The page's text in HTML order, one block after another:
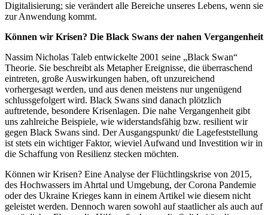
Digitalisierung; sie verändert alle Bereiche unseres Lebens, wenn sie
zur Anwendung kommt.
Können wir Krisen? Die Black Swans der nahen Vergangenheit
Nassim Nicholas Taleb entwickelte 2001 seine „Black Swan“
Theorie. Sie beschreibt als Metapher Ereignisse, die überraschend
eintreten, große Auswirkungen haben, oft unzureichend
vorhergesagt werden, und aus denen meistens nur ungenügend
schlussgefolgert wird. Black Swans sind danach plötzlich
auftretende, besondere Krisenlagen. Die nahe Vergangenheit gibt
uns zahlreiche Beispiele, wie widerstandsfähig bzw. resilient wir
gegen Black Swans sind. Der Ausgangspunkt/ die Lagefeststellung
ist stets ein wichtiger Faktor, wieviel Aufwand und Investition wir in
die Schaffung von Resilienz stecken möchten.
Können wir Krisen? Eine Analyse der Flüchtlingskrise von 2015,
des Hochwassers im Ahrtal und Umgebung, der Corona Pandemie
oder des Ukraine Krieges kann in einem Artikel wie diesem nicht
geleistet werden. Dennoch waren sowohl auf staatlicher als auch auf